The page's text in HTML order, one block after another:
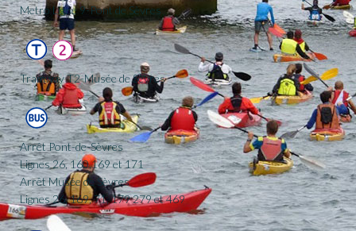
Metro Ligne 9-Pont de Sèvres
Tramway T2-Musée de Sèvres
Arrêt Pont-de-Sèvres
Lignes 26, 160,169 et 171
Arrêt Musée de Sèvres
Lignes 26, 169, 71, 179 279 et 469